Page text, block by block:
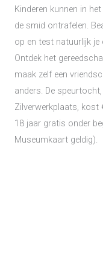
Kinderen kunnen in
de smid ontrafelen.
op en test natuurlijk je
Ontdek het
maak zelf een
anders. De
Zilverwerkplaats, kost
18 jaar gratis onder
Museumkaart geldig).